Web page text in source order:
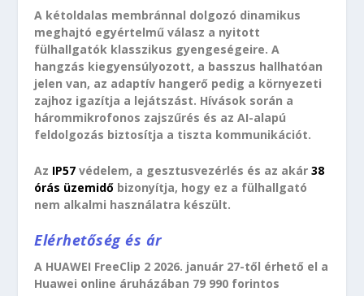
A kétoldalas membránnal dolgozó dinamikus
meghajtó egyértelmű válasz a nyitott
fülhallgatók klasszikus gyengeségeire. A
hangzás kiegyensúlyozott, a basszus hallhatóan
jelen van, az adaptív hangerő pedig a környezeti
zajhoz igazítja a lejátszást. Hívások során a
hárommikrofonos zajszűrés és az AI-alapú
feldolgozás biztosítja a tiszta kommunikációt.
Az IP57 védelem, a gesztusvezérlés és az akár38
órás üzemidő bizonyítja, hogy ez a fülhallgató
nem alkalmi használatra készült.
Elérhetőség és ár
A HUAWEI FreeClip 2 2026. január 27-től érhető el a
Huawei online áruházában 79 990 forintos